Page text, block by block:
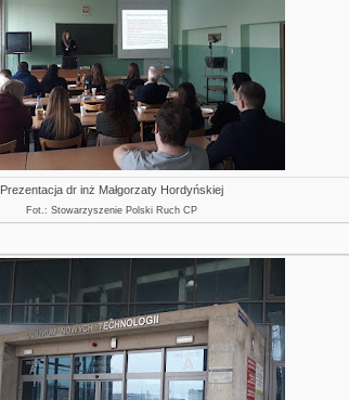
Prezentacja dr inż Małgorzaty Hordyńskiej
Fot.: Stowarzyszenie Polski Ruch CP